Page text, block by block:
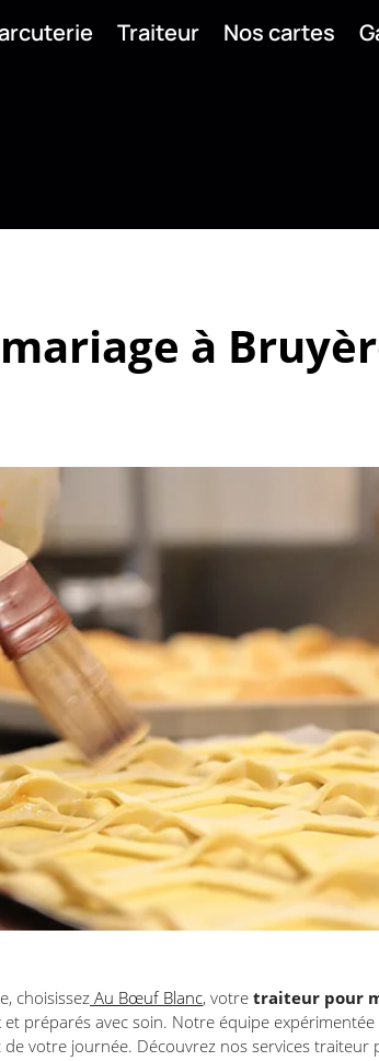
Traiteur Nos cartes
à
choisissezAu Bœuf Blanc, votre traiteur pour
préparés avec soin. Notre équipe
votre journée. Découvrez nos services traiteur